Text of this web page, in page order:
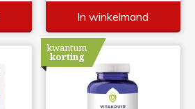
In winkelmand
kwantum
korting